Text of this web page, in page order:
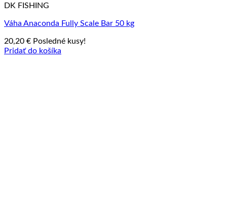
DK FISHING
Váha Anaconda Fully Scale Bar 50 kg
20,20 € Posledné kusy!
Pridať do košíka